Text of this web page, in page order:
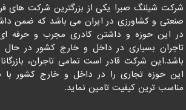
شیلنگ صبرا یکی از بزرگترین شرکت های
و کشاورزی در ایران می باشد که ضمن
این حوزه و داشتن کادری مجرب و حرفه ای که
بسیاری در داخل و خارج کشور در حال
شرکت قادر است تمامی تاجران، بازرگانان
حوزه تجاری را در داخل و خارج کشور با
ترین کیفیت تامین نماید.